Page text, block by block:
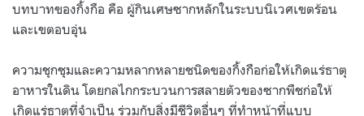
บทบาทของกิ้งกือ คือ ผู้กินเศษซากหลักในระบบนิเวศเขตร้อน
และเขตอบอุ่น
ความชุกชุมและความหลากหลายชนิดของกิ้งกือก่อให้เกิดแร่ธาตุ
อาหารในดิน โดยกลไกกระบวนการสลายตัวของซากพืชก่อให้
เกิดแร่ธาตุที่จำเป็น ร่วมกับสิ่งมีชีวิตอื่นๆ ที่ทำหน้าที่แบบ